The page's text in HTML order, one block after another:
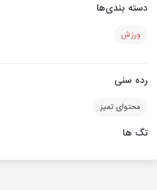
دسته بندی‌ها
ورزش
رده سنی
محتوای تمیز
تگ ها